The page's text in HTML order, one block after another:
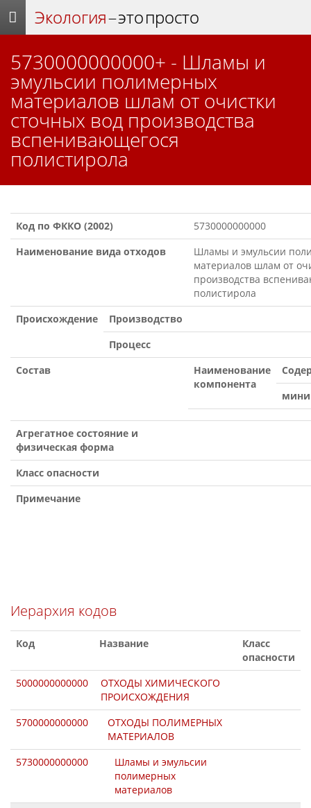
Экология– это просто
5730000000000+ - Шламы и
эмульсии полимерных
материалов шлам от очистки
сточных вод производства
вспенивающегося
полистирола
Код по ФККО (2002)
5730000000000
Наименование вида отходов
Шламы и эмульсии
материалов шлам от
производства
полистирола
Происхождение
Производство
Процесс
Состав
Наименование
компонента
Агрегатное состояние и
физическая форма
Класс опасности
Примечание
Иерархия кодов
Код Название
Класс
опасности
5000000000000
ОТХОДЫ ХИМИЧЕСКОГО
ПРОИСХОЖДЕНИЯ
5700000000000
ОТХОДЫ ПОЛИМЕРНЫХ
МАТЕРИАЛОВ
5730000000000
Шламы и эмульсии
полимерных
материалов